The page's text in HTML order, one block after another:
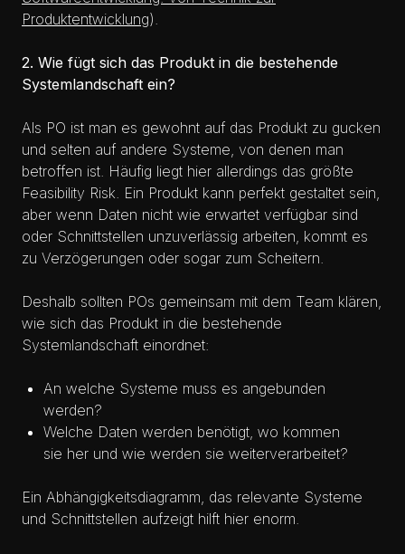
Produktentwicklung).
2. Wie fügt sich das Produkt in die bestehende
Systemlandschaft ein?
Als PO ist man es gewohnt auf das Produkt zu gucken
und selten auf andere Systeme, von denen man
betroffen ist. Häufig liegt hier allerdings das größte
Feasibility Risk. Ein Produkt kann perfekt gestaltet sein,
aber wenn Daten nicht wie erwartet verfügbar sind
oder Schnittstellen unzuverlässig arbeiten, kommt es
zu Verzögerungen oder sogar zum Scheitern.
Deshalb sollten POs gemeinsam mit dem Team klären,
wie sich das Produkt in die bestehende
Systemlandschaft einordnet:
An welche Systeme muss es angebunden
werden?
Welche Daten werden benötigt, wo kommen
sie her und wie werden sie weiterverarbeitet?
Ein Abhängigkeitsdiagramm, das relevante Systeme
und Schnittstellen aufzeigt hilft hier enorm.